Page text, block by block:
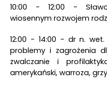
10:00 - 12:00 -
wiosennym rozwojem
12:00 - 14:00 - dr n. wet.
problemy i zagrożenia
zwalczanie i
amerykański, warroza,